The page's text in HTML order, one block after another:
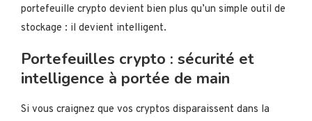
portefeuille crypto devient bien plus qu’un simple outil de
stockage : il devient intelligent.
Portefeuilles crypto : sécurité et
intelligence à portée de main
Si vous craignez que vos cryptos disparaissent dans la